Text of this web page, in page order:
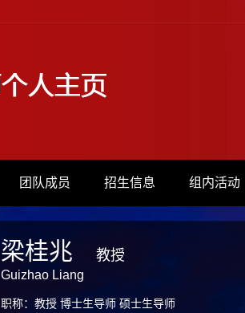
团队成员 招生信息 组内活动
梁桂兆
Guizhao Liang
教授
职称：教授 博士生导师 硕士生导师